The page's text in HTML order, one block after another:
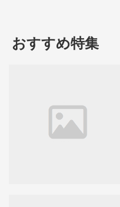
おすすめ特集